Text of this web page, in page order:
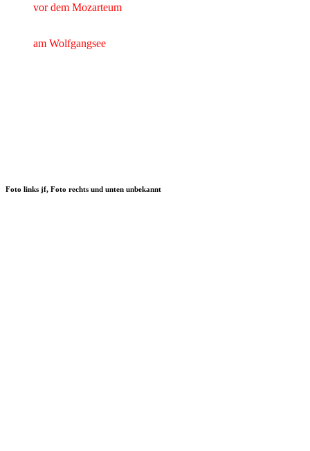
vor dem Mozarteum
am Wolfgangsee
Foto links jf, Foto rechts und unten unbekannt